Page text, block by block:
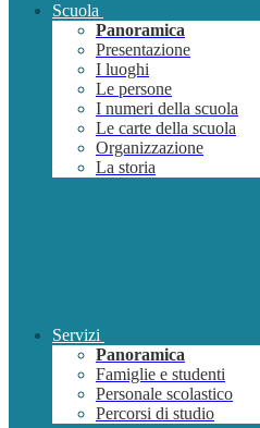
Scuola
Panoramica
Presentazione
I luoghi
Le persone
I numeri della scuola
Le carte della scuola
Organizzazione
La storia
Servizi
Panoramica
Famiglie e studenti
Personale scolastico
Percorsi di studio